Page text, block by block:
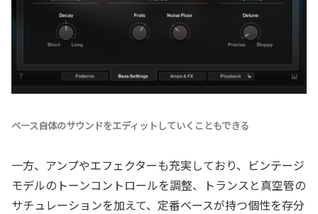
ベース自体のサウンドをエディットしていくこともできる
一方、アンプやエフェクターも充実しており、ビンテージ
モデルのトーンコントロールを調整、トランスと真空管の
サチュレーションを加えて、定番ベースが持つ個性を存分